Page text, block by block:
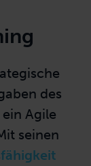
des
Agile
seinen